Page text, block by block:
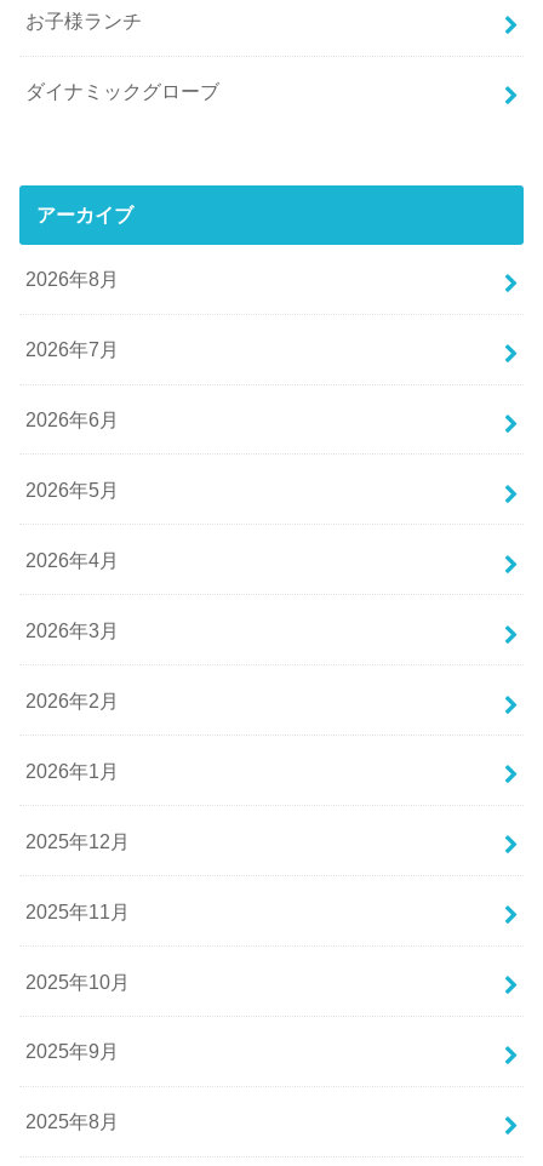
お子様ランチ
ダイナミックグローブ
アーカイブ
2026年8月
2026年7月
2026年6月
2026年5月
2026年4月
2026年3月
2026年2月
2026年1月
2025年12月
2025年11月
2025年10月
2025年9月
2025年8月